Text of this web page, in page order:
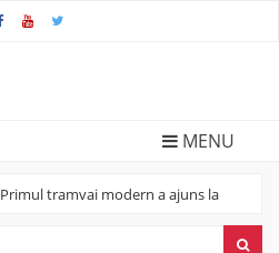
MENU
Primul tramvai modern a ajuns la